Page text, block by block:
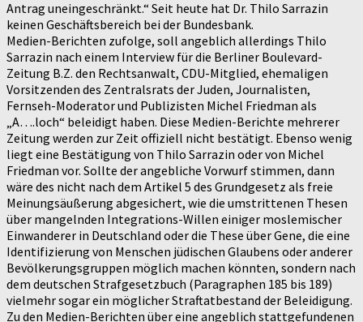
Antrag uneingeschränkt.“ Seit heute hat Dr. Thilo Sarrazin
keinen Geschäftsbereich bei der Bundesbank.
Medien-Berichten zufolge, soll angeblich allerdings Thilo
Sarrazin nach einem Interview für die Berliner Boulevard-
Zeitung B.Z. den Rechtsanwalt, CDU-Mitglied, ehemaligen
Vorsitzenden des Zentralsrats der Juden, Journalisten,
Fernseh-Moderator und Publizisten Michel Friedman als
„A….loch“ beleidigt haben. Diese Medien-Berichte mehrerer
Zeitung werden zur Zeit offiziell nicht bestätigt. Ebenso wenig
liegt eine Bestätigung von Thilo Sarrazin oder von Michel
Friedman vor. Sollte der angebliche Vorwurf stimmen, dann
wäre des nicht nach dem Artikel 5 des Grundgesetz als freie
Meinungsäußerung abgesichert, wie die umstrittenen Thesen
über mangelnden Integrations-Willen einiger moslemischer
Einwanderer in Deutschland oder die These über Gene, die eine
Identifizierung von Menschen jüdischen Glaubens oder anderer
Bevölkerungsgruppen möglich machen könnten, sondern nach
dem deutschen Strafgesetzbuch (Paragraphen 185 bis 189)
vielmehr sogar ein möglicher Straftatbestand der Beleidigung.
Zu den Medien-Berichten über eine angeblich stattgefundenen